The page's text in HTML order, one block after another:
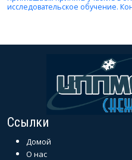
исследовательское обучение.
Ссылки
Домой
О нас